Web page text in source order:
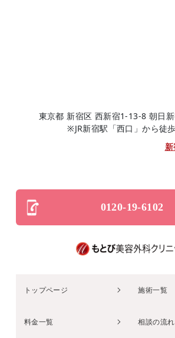
東京都 新宿区 西新宿1-13-8 朝日
※JR新宿駅「西口」から徒
0120-19-6102
トップページ 施術一覧
料金一覧 相談の流れ